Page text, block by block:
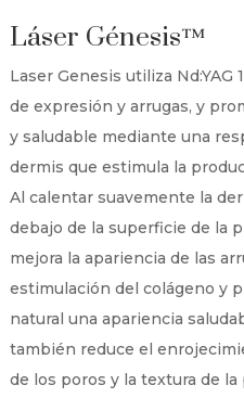
Láser Génesis™
Laser Genesis utiliza Nd:YAG
de expresión y arrugas, y
y saludable mediante una
dermis que estimula la
Al calentar suavemente la
debajo de la superficie de la
mejora la apariencia de las
estimulación del colágeno y
natural una apariencia
también reduce el
de los poros y la textura de